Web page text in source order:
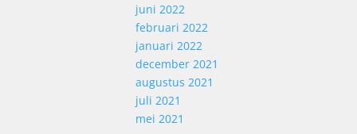
juni 2022
februari 2022
januari 2022
december 2021
augustus 2021
juli 2021
mei 2021